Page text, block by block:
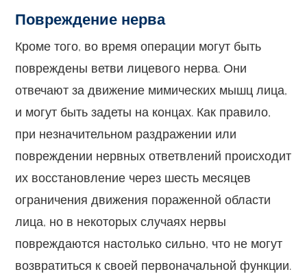
Повреждение нерва
Кроме того, во время операции могут быть
повреждены ветви лицевого нерва. Они
отвечают за движение мимических мышц лица,
и могут быть задеты на концах. Как правило,
при незначительном раздражении или
повреждении нервных ответвлений происходит
их восстановление через шесть месяцев
ограничения движения пораженной области
лица, но в некоторых случаях нервы
повреждаются настолько сильно, что не могут
возвратиться к своей первоначальной функции.